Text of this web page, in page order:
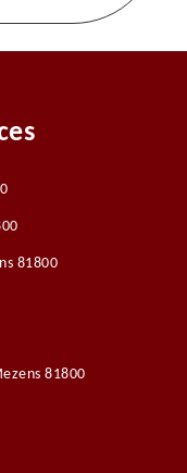
81800
81800